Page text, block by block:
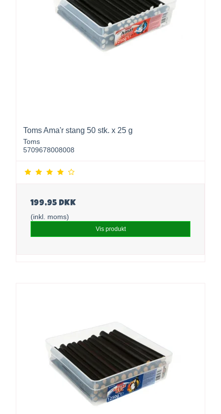
Toms Ama'r stang 50 stk. x 25 g
Toms
5709678008008
199,95 DKK
(inkl. moms)
Vis produkt